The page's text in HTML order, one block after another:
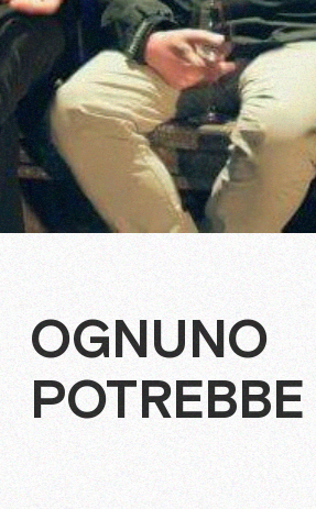
OGNUNO
POTREBBE